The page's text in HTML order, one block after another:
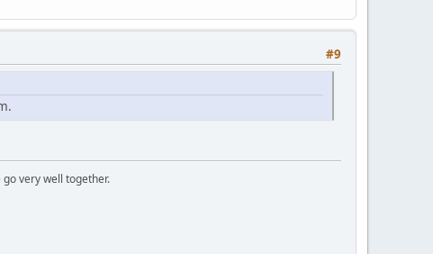
#9
very well together.